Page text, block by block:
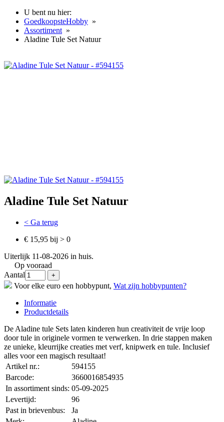
U bent nu hier:
GoedkoopsteHobby »
Assortiment »
Aladine Tule Set Natuur
Aladine Tule Set Natuur
< Ga terug
€ 15,95 bij > 0
Uiterlijk 11-08-2026 in huis.
Op vooraad
Aantal
Voor elke euro een hobbypunt, Wat zijn hobbypunten?
Informatie
Productdetails
De Aladine tule Sets laten kinderen hun creativiteit de vrije loop
door tule in originele vormen te verwerken. In drie stappen maken
ze unieke, kleurrijke creaties met verf, knipwerk en tule. Inclusief
alles voor een magisch resultaat!
Artikel nr.:
594155
Barcode:
3660016854935
In assortiment sinds: 05-09-2025
Levertijd:
96
Past in brievenbus:
Ja